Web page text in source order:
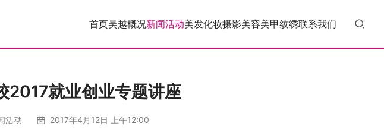
首页吴越概况新闻活动美发化妆摄影美容美甲纹绣联系我们
2017就业创业专题讲座
活动 2017年4月12日 上午12:00